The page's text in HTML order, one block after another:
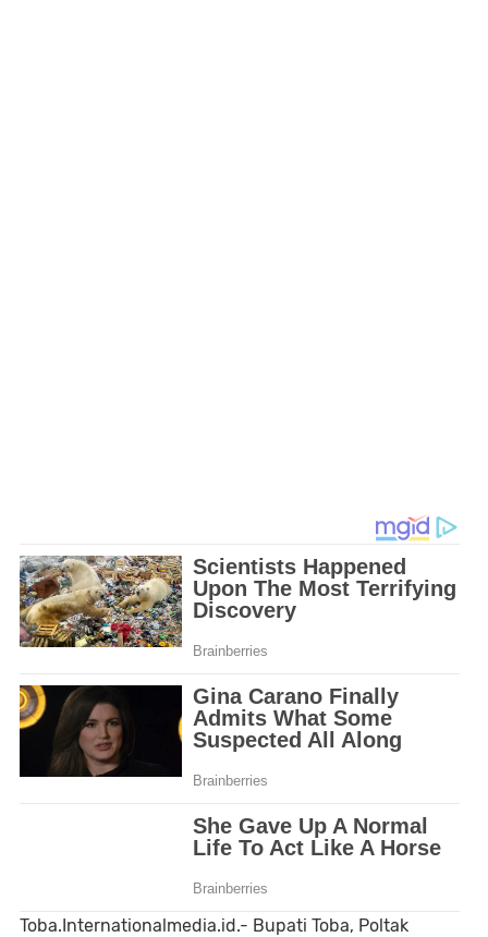
Toba.Internationalmedia.id.- Bupati Toba, Poltak